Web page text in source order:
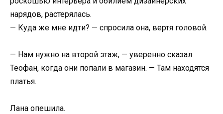
нарядов, растерялась.
— Куда же мне идти? — спросила она, вертя головой.
— Нам нужно на второй этаж, — уверенно сказал
Теофан, когда они попали в магазин. — Там находятся
платья.
Лана опешила.